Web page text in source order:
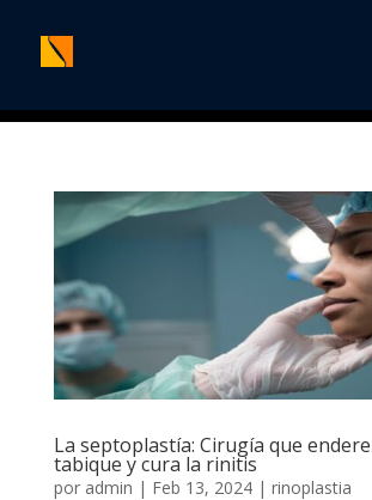
La septoplastía: Cirugía que
tabique y cura la rinitis
por admin | Feb 13, 2024| rinoplastia